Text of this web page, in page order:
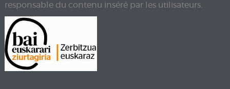
responsable du contenu inséré par les utilisateurs.